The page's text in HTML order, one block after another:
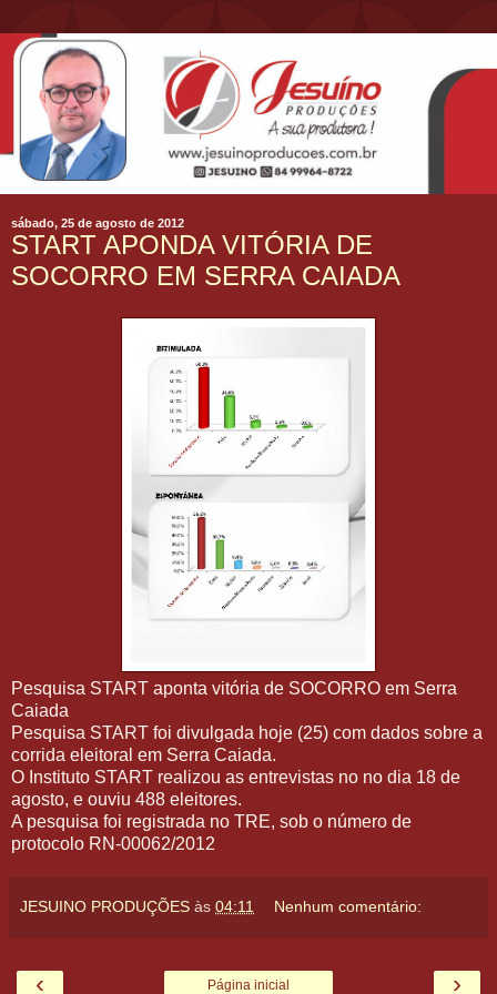
sábado, 25 de agosto de 2012
START APONDA VITÓRIA DE
SOCORRO EM SERRA CAIADA
Pesquisa START aponta vitória de SOCORRO em Serra
Caiada
Pesquisa START foi divulgada hoje (25) com dados sobre a
corrida eleitoral em Serra Caiada.
O Instituto START realizou as entrevistas no no dia 18 de
agosto, e ouviu 488 eleitores.
A pesquisa foi registrada no TRE, sob o número de
protocolo RN-00062/2012
JESUINO PRODUÇÕES às 04:11 Nenhum comentário:
‹ ›
Página inicial